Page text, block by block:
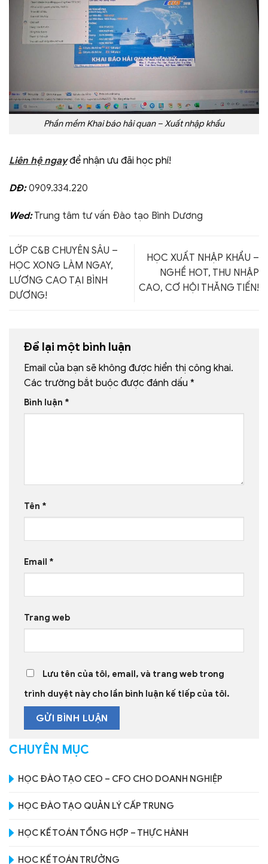
Phần mềm Khai báo hải quan – Xuất nhập khẩu
Liên hệ ngayđể nhận ưu đãi học phí!
DĐ: 0909.334.220
Wed: Trung tâm tư vấn Đào tạo Bình Dương
LỚP C&B CHUYÊN SÂU –
HỌC XONG LÀM NGAY,
LƯƠNG CAO TẠI BÌNH
DƯƠNG!
HỌC XUẤT NHẬP KHẨU –
NGHỀ HOT, THU NHẬP
CAO, CƠ HỘI THĂNG TIẾN!
Để lại một bình luận
Email của bạn sẽ không được hiển thị công khai.
Các trường bắt buộc được đánh dấu *
Bình luận *
Tên *
Email *
Trang web
Lưu tên của tôi, email, và trang web trong
trình duyệt này cho lần bình luận kế tiếp của tôi.
CHUYÊN MỤC
HỌC ĐÀO TẠO CEO – CFO CHO DOANH NGHIỆP
HỌC ĐÀO TẠO QUẢN LÝ CẤP TRUNG
HỌC KẾ TOÁN TỔNG HỢP – THỰC HÀNH
HỌC KẾ TOÁN TRƯỞNG